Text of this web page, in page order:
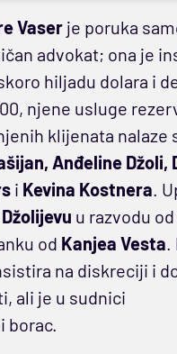
Vaser je poruka
advokat; ona je
hiljadu dolara i
njene usluge
klijenata nalaze
Anđeline Džoli,
i Kevina Kostnera.
Džolijevu u razvodu od
od Kanjea Vesta.
na diskreciji i
ali je u sudnici
borac.